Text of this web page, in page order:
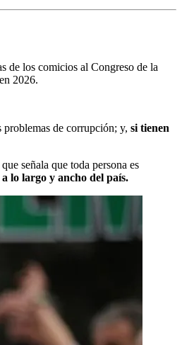
de los comicios al Congreso de la
2026.
de corrupción; y, si tienen
señala que toda persona es
lo largo y ancho del país.